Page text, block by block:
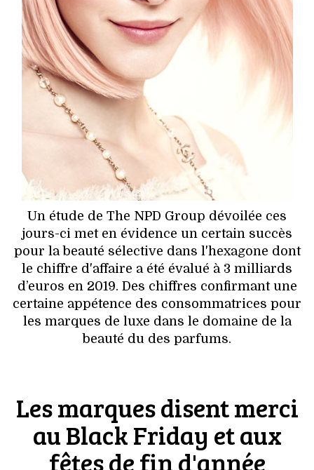
LIEUX TENDANCES
BEAUTÉ
MODE DE RUE
JEUNES CRÉATEURS
HISTOIRE DES MARQUES
DÉCO
VOYAGES & LOISIRS
Un étude de The NPD Group dévoilée ces
jours-ci met en évidence un certain succès
pour la beauté sélective dans l'hexagone dont
le chiffre d'affaire a été évalué à 3 milliards
d’euros en 2019. Des chiffres confirmant une
certaine appétence des consommatrices pour
les marques de luxe dans le domaine de la
beauté du des parfums.
Les marques disent merci
au Black Friday et aux
fêtes de fin d'année